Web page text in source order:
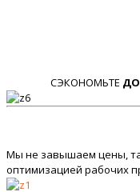
СЭКОНОМЬТЕ ДО
Мы не завышаем цены,
оптимизацией рабочих